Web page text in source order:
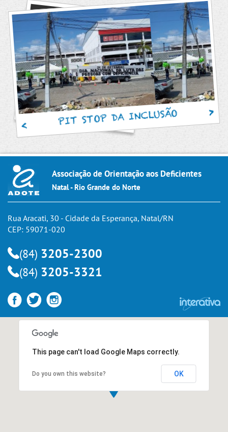
PIT STOP DA INCLUSÃO
Associação de Orientação aos Deficientes
Natal - Rio Grande do Norte
Rua Aracati, 30 - Cidade da Esperança, Natal/RN
CEP: 59071-020
(84) 3205-2300
(84) 3205-3321
This page can't load Google Maps correctly.
Do you own this website? OK